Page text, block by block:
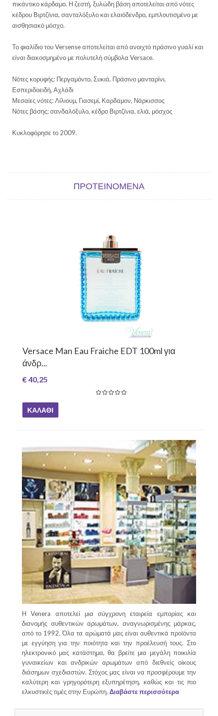
πικάντικο κάρδαμο. Η ζεστή, ξυλώδη βάση αποτελείται από νότες
κέδρου Βιρτζίνια, σανταλόξυλο και ελαιόδενδρο, εμπλουτισμένο με
αισθησιακό μόσχο.
Το φιαλίδιο του Versense αποτελείται από ανοιχτό πράσινο γυαλί και
είναι διακοσμημένο με πολυτελή σύμβολα Versace.
Νότες κορυφής: Περγαμόντο, Συκιά, Πράσινο μανταρίνι,
Εσπεριδοειδή, Αχλάδι
Μεσαίες νότες: Λίλιουμ, Γιασεμί, Καρδαμον, Νάρκισσος
Νότες βάσης: σανδαλόξυλο, κέδρο Βιρτζίνια, ελιά, μόσχος
Κυκλοφόρησε το 2009.
ΠΡΟΤΕΙΝΌΜΕΝΑ
Versace Man Eau Fraiche EDT 100ml για
άνδρ...
€ 40,25
ΚΑΛΆΘΙ
Η Venera αποτελεί μια σύγχρονη εταιρεία εμπορίας και
διανομής αυθεντικών αρωμάτων, αναγνωρισμένης μάρκας,
από το 1992. Όλα τα αρώματά μας είναι αυθεντικά προϊόντα
με εγγύηση για την ποιότητα και την προέλευσή τους. Στο
ηλεκτρονικό μας κατάστημα, θα βρείτε μια μεγάλη ποικιλία
γυναικείων και ανδρικών αρωμάτων από διεθνείς οίκους
διάσημων σχεδιαστών. Στόχος μας είναι να προσφέρουμε την
καλύτερη και γρηγορότερη εξυπηρέτηση, καθώς και τις πιο
ελκυστικές τιμές στην Ευρώπη. Διαβάστε περισσότερα